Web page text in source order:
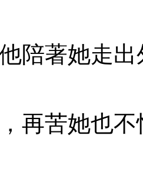
陪著她走
再苦她也